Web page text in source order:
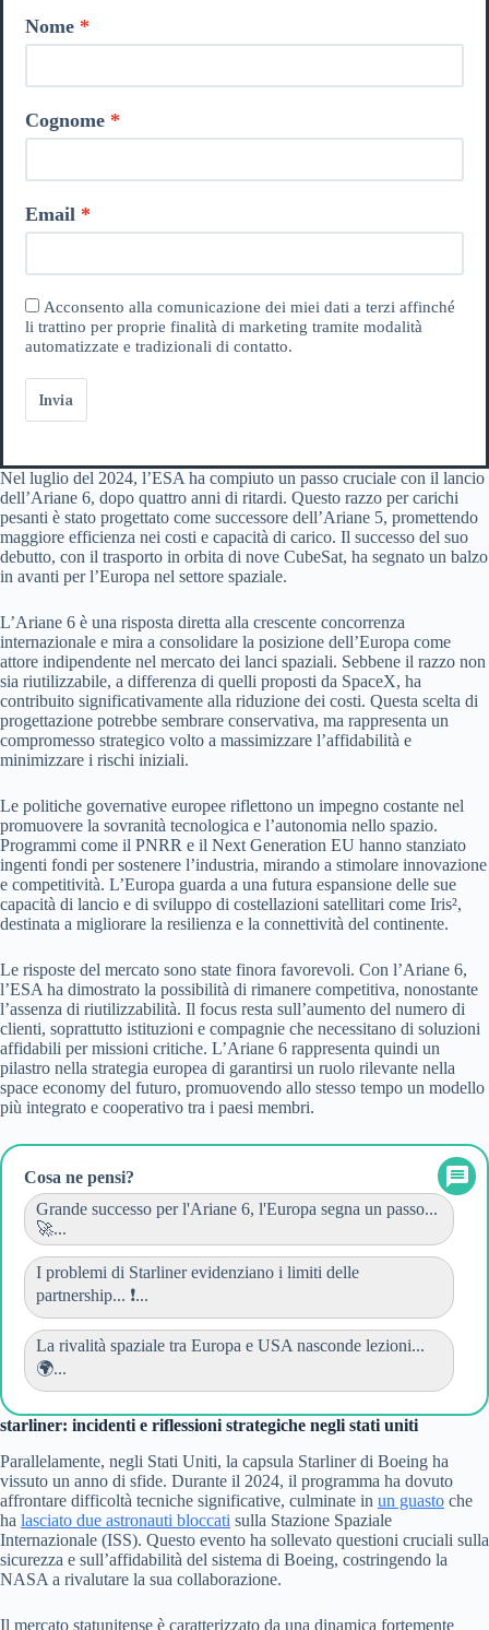
Nome
Cognome
Email
Acconsento alla comunicazione dei miei dati a terzi affinché
li trattino per proprie finalità di marketing tramite modalità
automatizzate e tradizionali di contatto.
Invia
Nel luglio del 2024, l’ESA ha compiuto un passo cruciale con il lancio
dell’Ariane 6, dopo quattro anni di ritardi. Questo razzo per carichi
pesanti è stato progettato come successore dell’Ariane 5, promettendo
maggiore efficienza nei costi e capacità di carico. Il successo del suo
debutto, con il trasporto in orbita di nove CubeSat, ha segnato un balzo
in avanti per l’Europa nel settore spaziale.
L’Ariane 6 è una risposta diretta alla crescente concorrenza
internazionale e mira a consolidare la posizione dell’Europa come
attore indipendente nel mercato dei lanci spaziali. Sebbene il razzo non
sia riutilizzabile, a differenza di quelli proposti da SpaceX, ha
contribuito significativamente alla riduzione dei costi. Questa scelta di
progettazione potrebbe sembrare conservativa, ma rappresenta un
compromesso strategico volto a massimizzare l’affidabilità e
minimizzare i rischi iniziali.
Le politiche governative europee riflettono un impegno costante nel
promuovere la sovranità tecnologica e l’autonomia nello spazio.
Programmi come il PNRR e il Next Generation EU hanno stanziato
ingenti fondi per sostenere l’industria, mirando a stimolare innovazione
e competitività. L’Europa guarda a una futura espansione delle sue
capacità di lancio e di sviluppo di costellazioni satellitari come Iris²,
destinata a migliorare la resilienza e la connettività del continente.
Le risposte del mercato sono state finora favorevoli. Con l’Ariane 6,
l’ESA ha dimostrato la possibilità di rimanere competitiva, nonostante
l’assenza di riutilizzabilità. Il focus resta sull’aumento del numero di
clienti, soprattutto istituzioni e compagnie che necessitano di soluzioni
affidabili per missioni critiche. L’Ariane 6 rappresenta quindi un
pilastro nella strategia europea di garantirsi un ruolo rilevante nella
space economy del futuro, promuovendo allo stesso tempo un modello
più integrato e cooperativo tra i paesi membri.
Cosa ne pensi?
Grande successo per l'Ariane 6, l'Europa segna un passo...
🚀...
I problemi di Starliner evidenziano i limiti delle
partnership... ❗...
La rivalità spaziale tra Europa e USA nasconde lezioni...
🌍...
starliner: incidenti e riflessioni strategiche negli stati uniti
Parallelamente, negli Stati Uniti, la capsula Starliner di Boeing ha
vissuto un anno di sfide. Durante il 2024, il programma ha dovuto
affrontare difficoltà tecniche significative, culminate in un guasto che
ha lasciato due astronauti bloccati sulla Stazione Spaziale
Internazionale (ISS). Questo evento ha sollevato questioni cruciali sulla
sicurezza e sull’affidabilità del sistema di Boeing, costringendo la
NASA a rivalutare la sua collaborazione.
Il mercato statunitense è caratterizzato da una dinamica fortemente